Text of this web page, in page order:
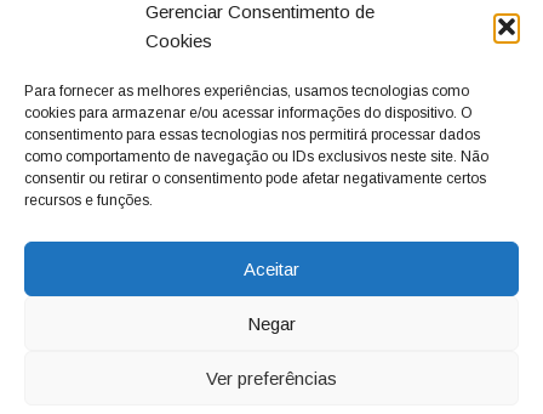
Gerenciar Consentimento de
Cookies
Para fornecer as melhores experiências, usamos tecnologias como
cookies para armazenar e/ou acessar informações do dispositivo. O
consentimento para essas tecnologias nos permitirá processar dados
como comportamento de navegação ou IDs exclusivos neste site. Não
consentir ou retirar o consentimento pode afetar negativamente certos
recursos e funções.
Aceitar
Negar
Ver preferências
cidadãos valinhenses, já que naquela época só existiam
dois jornais. Há mais de 30 anos, o jornal continua
com o foco de trazer as melhores notícias. Nunca
deixamos de lado as necessidades do cidadão, sempre
questionando os órgãos públicos em busca de melhorias
para a cidade e sempre cobrando resoluções para casos
adm@jtv.com.br
(19) 3929-6225